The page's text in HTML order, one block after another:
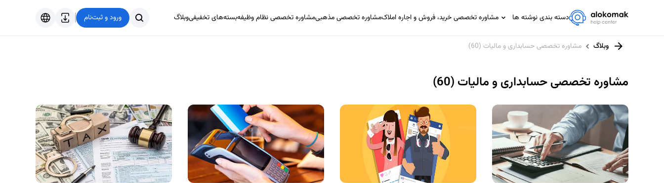
دسته بندی نوشته ها
مشاوره تخصصی IT
مشاوره خانواده
مشاوره تخصصی خرید، فروش و اجاره املاکمشاوره تخصصی مذهبیمشاوره تخصصی نظام وظیفهبسته‌های تخفیفیوبلاگ ورود و ثبت‌نام
فارسی
وبلاگ مشاوره تخصصی حسابداری و مالیات (60)
مشاوره تخصصی حسابداری و مالیات (60)